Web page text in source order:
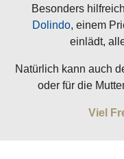
Besonders
Dolindo, einem
einlädt,
Natürlich kann auch
oder für die
Viel